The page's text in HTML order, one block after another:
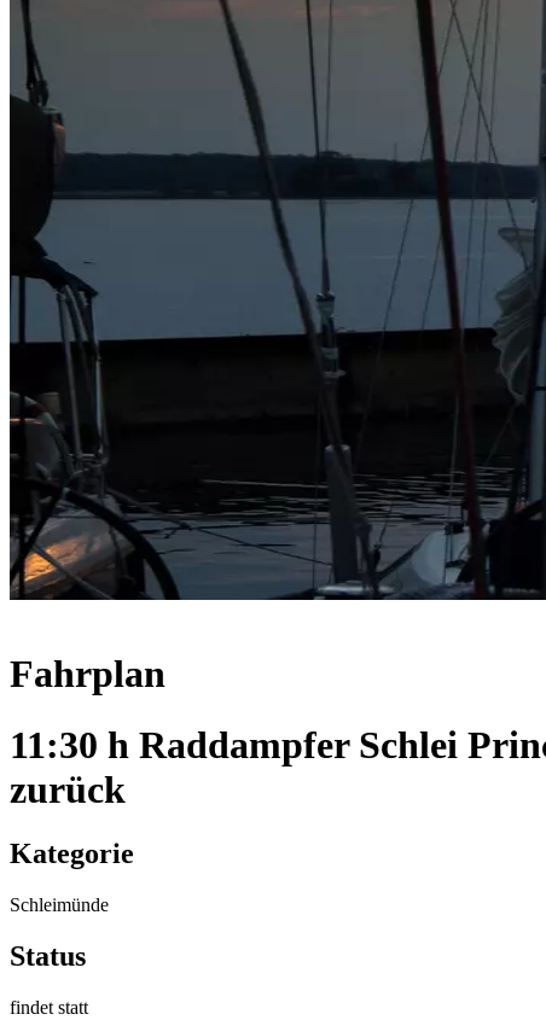
Fahrplan
11:30 h Raddampfer Schlei
zurück
Kategorie
Schleimünde
Status
findet statt